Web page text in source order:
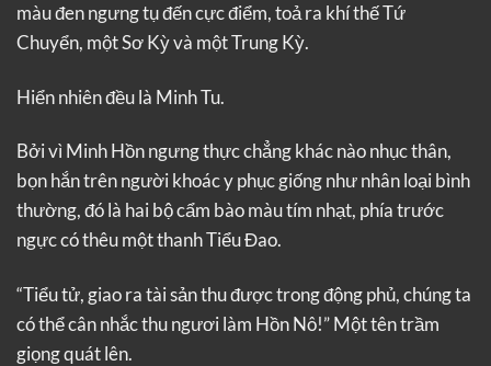
màu đen ngưng tụ đến cực điểm, toả ra khí thế Tứ
Chuyển, một Sơ Kỳ và một Trung Kỳ.
Hiển nhiên đều là Minh Tu.
Bởi vì Minh Hồn ngưng thực chẳng khác nào nhục thân,
bọn hắn trên người khoác y phục giống như nhân loại bình
thường, đó là hai bộ cẩm bào màu tím nhạt, phía trước
ngực có thêu một thanh Tiểu Đao.
“Tiểu tử, giao ra tài sản thu được trong động phủ, chúng ta
có thể cân nhắc thu ngươi làm Hồn Nô!” Một tên trầm
giọng quát lên.